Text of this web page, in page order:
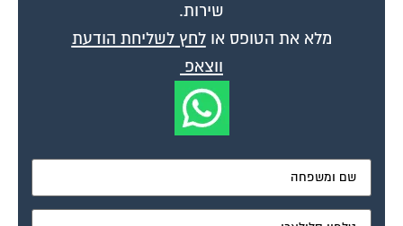
שירות.
מלא את הטופס אולחץ לשליחת הודעת
ווצאפ